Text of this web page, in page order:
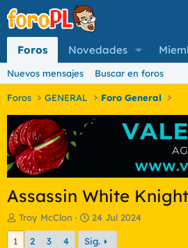
Foros Novedades
Nuevos mensajes Buscar en foros
Foros GENERAL Foro General
Assassin White
I
n
Troy McClon
F
e
c
24 Jul 2024
1 2 3 4 Sig.